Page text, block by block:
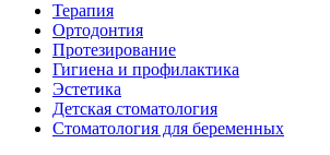
Терапия
Ортодонтия
Протезирование
Гигиена и профилактика
Эстетика
Детская стоматология
Стоматология для беременных